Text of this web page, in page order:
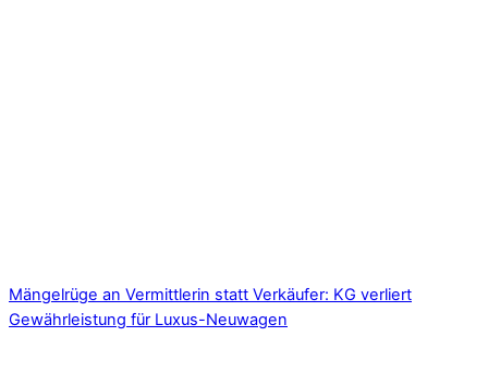
Mängelrüge an Vermittlerin statt Verkäufer: KG verliert
Gewährleistung für Luxus-Neuwagen